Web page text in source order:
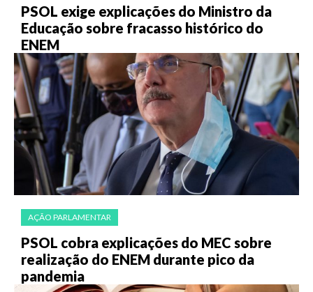
PSOL exige explicações do Ministro da
Educação sobre fracasso histórico do
ENEM
AÇÃO PARLAMENTAR
PSOL cobra explicações do MEC sobre
realização do ENEM durante pico da
pandemia